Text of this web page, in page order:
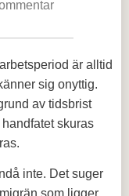
är alltid
sig onyttig.
av tidsbrist
skuras
inte. Det suger